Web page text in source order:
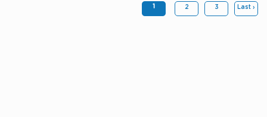
1 2 3 Last ›